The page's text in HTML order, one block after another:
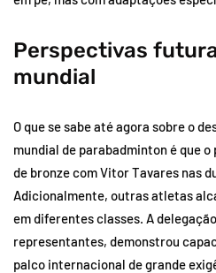
Perspectivas
mundial
O que se sabe até agora sobre o
mundial de parabadminton é que
de bronze com Vitor Tavares nas
Adicionalmente, outras atletas
em diferentes classes. A
representantes, demonstrou
palco internacional de grande